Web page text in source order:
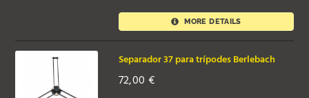
MORE DETAILS
Separador 37 para trípodes Berlebach
72,00 €